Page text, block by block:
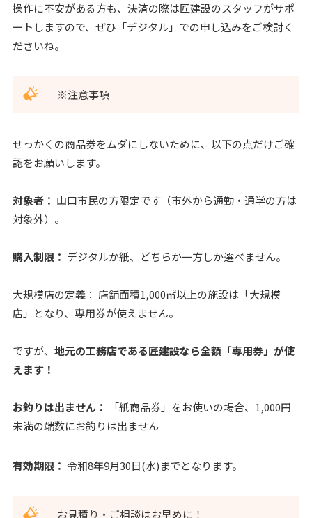
操作に不安がある方も、決済の際は匠建設のスタッフがサポ
ートしますので、ぜひ「デジタル」での申し込みをご検討く
ださいね。
※注意事項
せっかくの商品券をムダにしないために、以下の点だけご確
認をお願いします。
対象者： 山口市民の方限定です（市外から通勤・通学の方は
対象外）。
購入制限： デジタルか紙、どちらか一方しか選べません。
大規模店の定義： 店舗面積1,000㎡以上の施設は「大規模
店」となり、専用券が使えません。
ですが、 地元の工務店である匠建設なら全額「専用券」が使
えます！
お釣りは出ません：
「紙商品券」をお使いの場合、1,000円
未満の端数にお釣りは出ません
有効期限： 令和8年9月30日(水)までとなります。
お見積り・ご相談はお早めに！